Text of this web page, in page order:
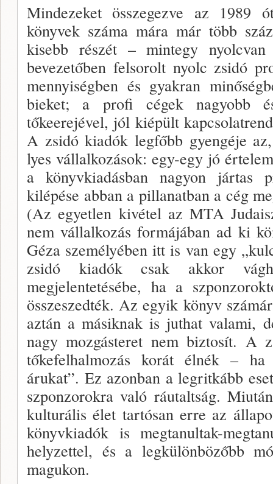
Mindezeket összegezve az 1989
könyvek száma mára már több
kisebb részét – mintegy
bevezető­ben felsorolt nyolc zsidó
mennyiségben és gyak­ran
bieket; a profi cégek nagyobb
tőkeerejével, jól kiépült
A zsidó kiadók legfőbb gyengéje
lyes vállalkozások: egy-egy jó
a könyvki­adásban nagyon jártas
kilépése abban a pillanat­ban a cég
(Az egyetlen kivétel az MTA
nem vál­lalkozás formájában ad ki
Géza személyében itt is van egy
zsidó kiadók csak akkor
megjelentetésébe, ha a
összeszedték. Az egyik könyv
aztán a má­siknak is juthat valami,
nagy mozgásteret nem biz­tosít. A
tőkefelhalmozás korát élnék –
árukat”. Ez azonban a legritkább
szponzorokra való ráutaltság.
kulturá­lis élet tartósan erre az
könyvkiadók is megtanultak-
helyzettel, és a legkülönbözőbb
magu­kon.